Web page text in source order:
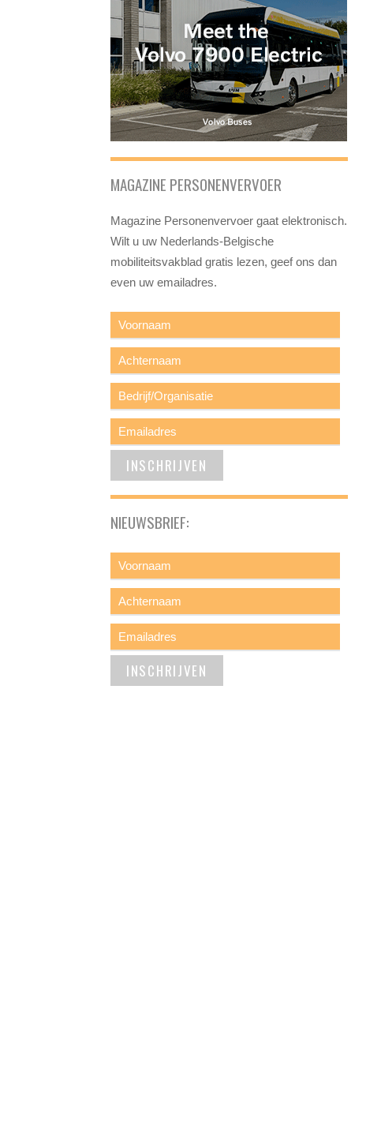
MAGAZINE PERSONENVERVOER
Magazine Personenvervoer gaat elektronisch.
Wilt u uw Nederlands-Belgische
mobiliteitsvakblad gratis lezen, geef ons dan
even uw emailadres.
NIEUWSBRIEF: